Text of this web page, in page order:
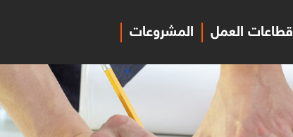
المشروعات قطاعات العمل